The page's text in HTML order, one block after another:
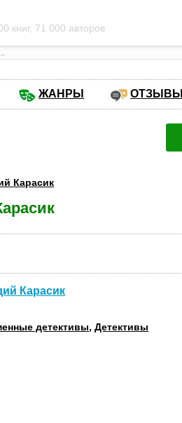
книг, 71 000 авторов
ЖАНРЫ ОТЗЫВЫ
Карасик
Карасик
детективы,Детективы